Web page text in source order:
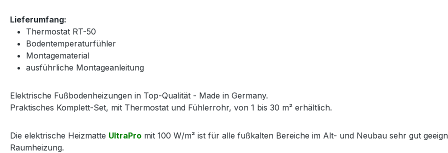
Lieferumfang:
Thermostat RT-50
Bodentemperaturfühler
Montagematerial
ausführliche Montageanleitung
Elektrische Fußbodenheizungen in Top-Qualität - Made in Germany.
Praktisches Komplett-Set, mit Thermostat und Fühlerrohr, von 1 bis 30 m² erhältlich.
Die elektrische Heizmatte UltraPro mit 100 W/m² ist für alle fußkalten Bereiche im Alt- und Neubau sehr gut
Raumheizung.